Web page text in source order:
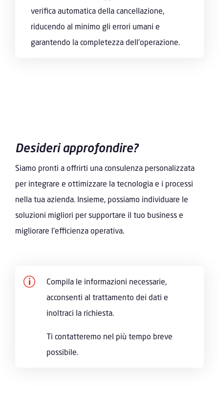
verifica automatica della cancellazione,
riducendo al minimo gli errori umani e
garantendo la completezza dell’operazione.
Desideri approfondire?
Siamo pronti a offrirti una consulenza personalizzata
per integrare e ottimizzare la tecnologia e i processi
nella tua azienda. Insieme, possiamo individuare le
soluzioni migliori per supportare il tuo business e
migliorare l'efficienza operativa.
p
Compila le informazioni necessarie,
acconsenti al trattamento dei dati e
inoltraci la richiesta.
Ti contatteremo nel più tempo breve
possibile.